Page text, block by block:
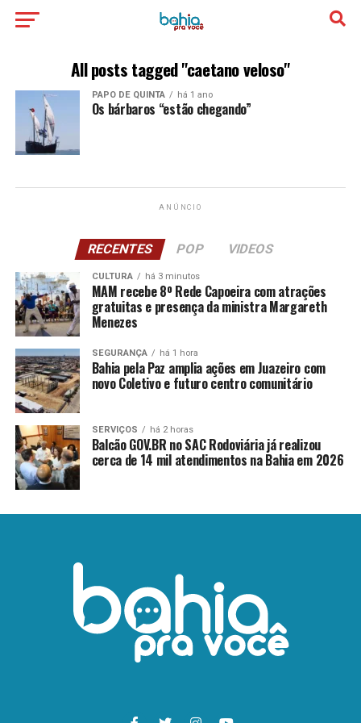
All posts tagged "caetano veloso"
PAPO DE QUINTA há 1 ano
Os bárbaros “estão chegando”
ANÚNCIO
RECENTES POP VIDEOS
CULTURA há 3 minutos
MAM recebe 8º Rede Capoeira com atrações
gratuitas e presença da ministra Margareth
Menezes
SEGURANÇA há 1 hora
Bahia pela Paz amplia ações em Juazeiro com
novo Coletivo e futuro centro comunitário
SERVIÇOS há 2 horas
Balcão GOV.BR no SAC Rodoviária já realizou
cerca de 14 mil atendimentos na Bahia em 2026